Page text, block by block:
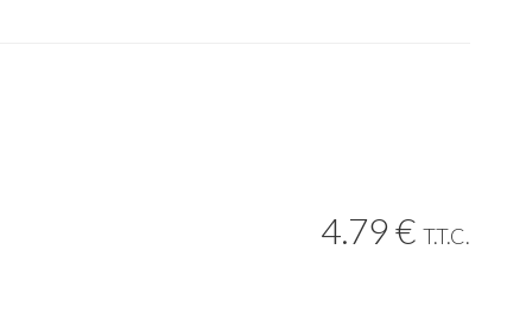
4.79€ T.T.C.